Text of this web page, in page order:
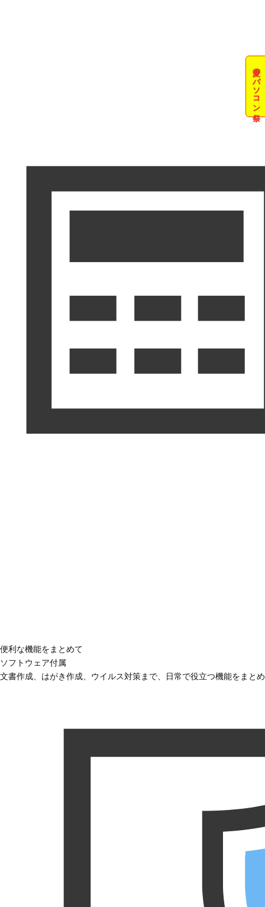
夏のパソコン祭
便利な機能をまとめて
ソフトウェア付属
文書作成、はがき作成、ウイルス対策まで、日常で役立つ機能をまと